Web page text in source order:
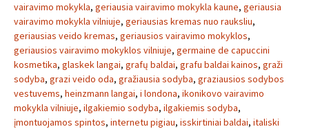
vairavimo mokykla, geriausia vairavimo mokykla kaune, geriausia
vairavimo mokykla vilniuje, geriausias kremas nuo rauksliu,
geriausias veido kremas, geriausios vairavimo mokyklos,
geriausios vairavimo mokyklos vilniuje, germaine de capuccini
kosmetika, glaskek langai, grafų baldai, grafu baldai kainos, graži
sodyba, grazi veido oda, gražiausia sodyba, graziausios sodybos
vestuvems, heinzmann langai, i londona, ikonikovo vairavimo
mokykla vilniuje, ilgakiemio sodyba, ilgakiemis sodyba,
įmontuojamos spintos, internetu pigiau, isskirtiniai baldai, italiski